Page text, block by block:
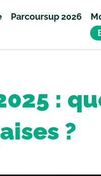
Parcoursup 2026
:
?